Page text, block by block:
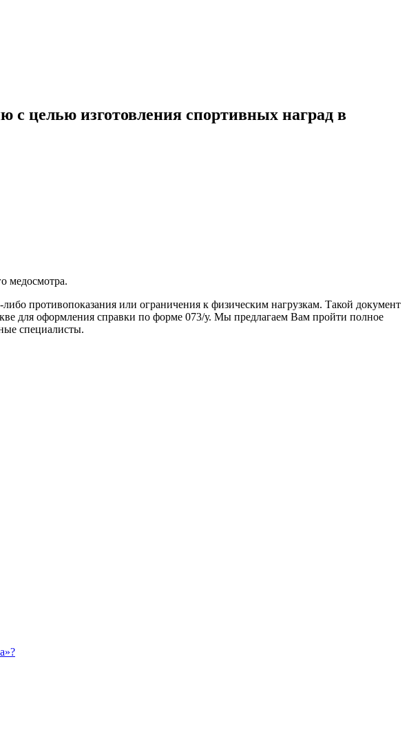
целью изготовления спортивных наград в
медосмотра.
противопоказания или ограничения к физическим нагрузкам. Такой документ
для оформления справки по форме 073/у. Мы предлагаем Вам пройти полное
специалисты.